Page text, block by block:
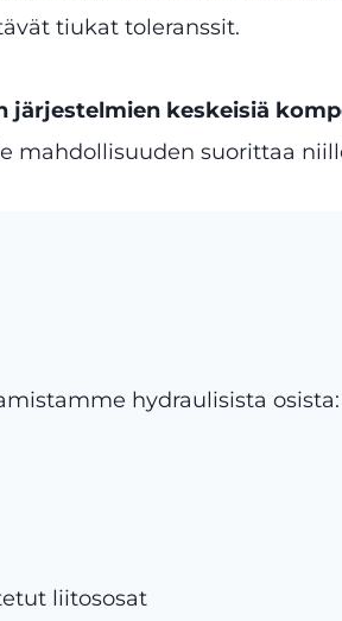
tiukat toleranssit.
järjestelmien keskeisiä
mahdollisuuden suorittaa
hydraulisista osista:
liitososat